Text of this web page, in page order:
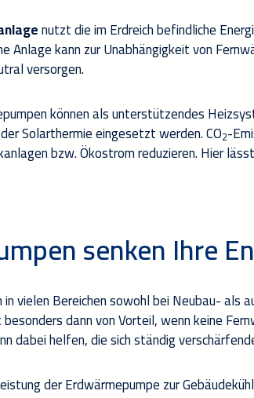
nutzt die im Erdreichbefindliche
Anlagekannzur Unabhängigkeitvon
versorgen.
könnenals unterstützendes
Solarthermieeingesetzt werden.CO2-
bzw. Ökostromreduzieren. Hier
senkenIhre
vielen Bereichen sowohlbeiNeubau- als
dann von Vorteil, wenn keine
dabei helfen,die sichständigverschärfend
derErdwärmepumpezur